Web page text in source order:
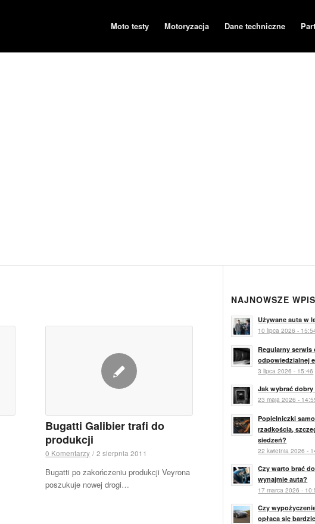
Moto testy Motoryzacja Dane techniczne
Bugatti Galibier trafi do
produkcji
0 Komentarzy / 2 sierpnia 2011
Bugatti po zakończeniu produkcji Veyrona
poszukuje nowej drogi…
NAJNOWSZE
Używane auta w
10 lipca 2026 -
Regularny serwis
odpowiedzialnej
3 lipca 2026 - 15:46
Jak wybrać
23 maja 2026 -
Popielniczki
rzadkością,
siedzeń?
22 kwietnia 2026 -
Czy warto brać
wynajmie auta?
17 marca 2026 -
Czy
opłaca się